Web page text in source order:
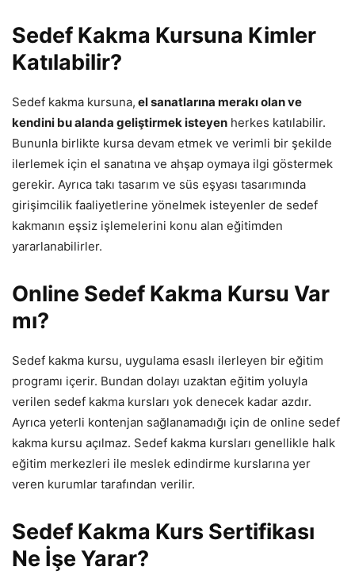
Sedef Kakma Kursuna Kimler
Katılabilir?
Sedef kakma kursuna, el sanatlarına merakı olan ve
kendini bu alanda geliştirmek isteyen herkes katılabilir.
Bununla birlikte kursa devam etmek ve verimli bir şekilde
ilerlemek için el sanatına ve ahşap oymaya ilgi göstermek
gerekir. Ayrıca takı tasarım ve süs eşyası tasarımında
girişimcilik faaliyetlerine yönelmek isteyenler de sedef
kakmanın eşsiz işlemelerini konu alan eğitimden
yararlanabilirler.
Online Sedef Kakma Kursu Var
mı?
Sedef kakma kursu, uygulama esaslı ilerleyen bir eğitim
programı içerir. Bundan dolayı uzaktan eğitim yoluyla
verilen sedef kakma kursları yok denecek kadar azdır.
Ayrıca yeterli kontenjan sağlanamadığı için de online sedef
kakma kursu açılmaz. Sedef kakma kursları genellikle halk
eğitim merkezleri ile meslek edindirme kurslarına yer
veren kurumlar tarafından verilir.
Sedef Kakma Kurs Sertifikası
Ne İşe Yarar?